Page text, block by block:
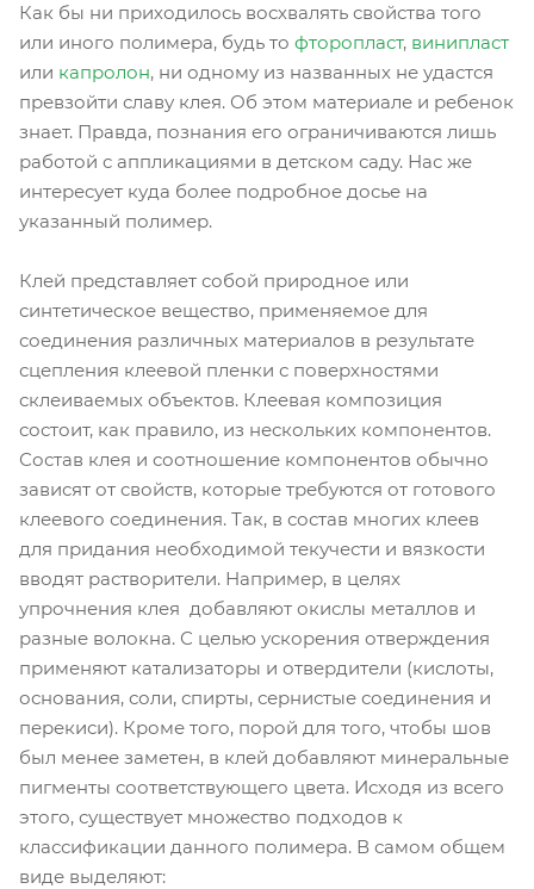
Как бы ни приходилось восхвалять свойства того
или иного полимера, будь то фторопласт, винипласт
или капролон, ни одному из названных не удастся
превзойти славу клея. Об этом материале и ребенок
знает. Правда, познания его ограничиваются лишь
работой с аппликациями в детском саду. Нас же
интересует куда более подробное досье на
указанный полимер.
Клей представляет собой природное или
синтетическое вещество, применяемое для
соединения различных материалов в результате
сцепления клеевой пленки с поверхностями
склеиваемых объектов. Клеевая композиция
состоит, как правило, из нескольких компонентов.
Состав клея и соотношение компонентов обычно
зависят от свойств, которые требуются от готового
клеевого соединения. Так, в состав многих клеев
для придания необходимой текучести и вязкости
вводят растворители. Например, в целях
упрочнения клея добавляют окислы металлов и
разные волокна. С целью ускорения отверждения
применяют катализаторы и отвердители (кислоты,
основания, соли, спирты, сернистые соединения и
перекиси). Кроме того, порой для того, чтобы шов
был менее заметен, в клей добавляют минеральные
пигменты соответствующего цвета. Исходя из всего
этого, существует множество подходов к
классификации данного полимера. В самом общем
виде выделяют: